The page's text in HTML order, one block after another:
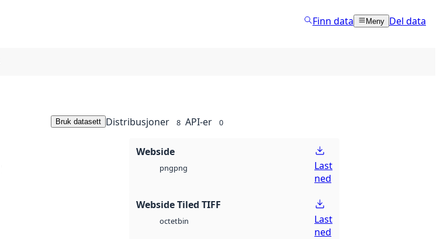
Finn data Meny Del data
Bruk datasett Distribusjoner 8 API-er 0
Webside
pngpng
Last
ned
Webside Tiled TIFF
octetbin
Last
ned